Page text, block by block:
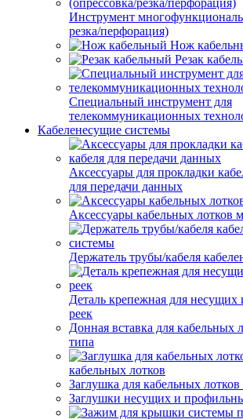
Инструмент
резка/перфорация)
Нож
Резак
Специальный инструмент для
телекоммуникационных
Кабеленесущие системы
Аксессуары для прокладки
для передачи данных
Аксессуары кабельных лотков
Держатель трубы/кабеля
Деталь крепежная для
реек
Донная вставка для кабельных
типа
кабельных лотков
Заглушка для кабельных
Заглушки несущих и